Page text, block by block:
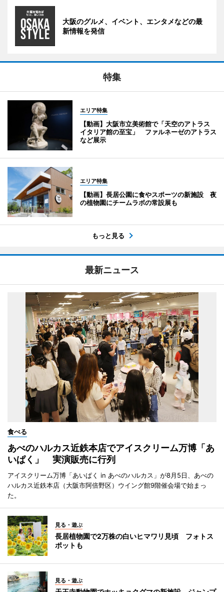
大阪のグルメ、イベント、エンタメなどの最
新情報を発信
特集
エリア特集
【動画】大阪市立美術館で「天空のアトラス
イタリア館の至宝」 ファルネーゼのアトラス
など展示
エリア特集
【動画】長居公園に食やスポーツの新施設 夜
の植物園にチームラボの常設展も
もっと見る
最新ニュース
食べる
あべのハルカス近鉄本店でアイスクリーム万博「あ
いぱく」 実演販売に行列
アイスクリーム万博「あいぱく in あべのハルカス」が8月5日、あべの
ハルカス近鉄本店（大阪市阿倍野区）ウイング館9階催会場で始まっ
た。
見る・遊ぶ
長居植物園で2万株の白いヒマワリ見頃 フォトス
ポットも
見る・遊ぶ